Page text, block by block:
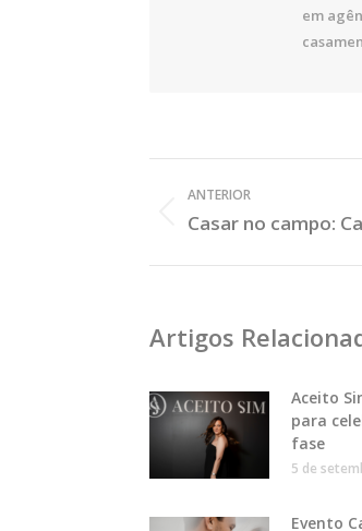
em
Posts
ANTERIOR
Post
Casar no campo:
Artigos
Aceito
para
fase
5 de
Evento